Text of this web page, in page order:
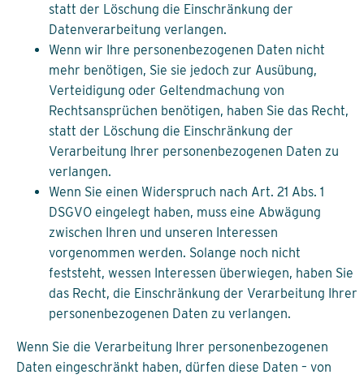
statt der Löschung die Einschränkung der
Datenverarbeitung verlangen.
Wenn wir Ihre personenbezogenen Daten nicht
mehr benötigen, Sie sie jedoch zur Ausübung,
Verteidigung oder Geltendmachung von
Rechtsansprüchen benötigen, haben Sie das Recht,
statt der Löschung die Einschränkung der
Verarbeitung Ihrer personenbezogenen Daten zu
verlangen.
Wenn Sie einen Widerspruch nach Art. 21 Abs. 1
DSGVO eingelegt haben, muss eine Abwägung
zwischen Ihren und unseren Interessen
vorgenommen werden. Solange noch nicht
feststeht, wessen Interessen überwiegen, haben Sie
das Recht, die Einschränkung der Verarbeitung Ihrer
personenbezogenen Daten zu verlangen.
Wenn Sie die Verarbeitung Ihrer personenbezogenen
Daten eingeschränkt haben, dürfen diese Daten – von